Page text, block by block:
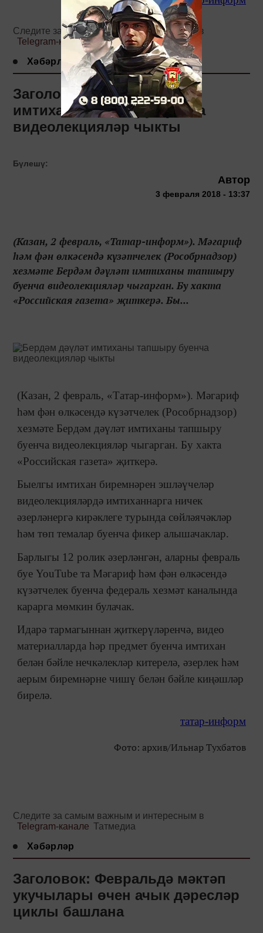
Следите за самым важным и интересным в
Telegram-канале Татмедиа
Хәбәрләр
Заголовок: Бердәм дәүләт
имтиханы тапшыру буенча
видеолекцияләр чыкты
Бүлешү:
Автор
3 февраля 2018 - 13:37
(Казан, 2 февраль, «Татар-информ»). Мәгариф
һәм фән өлкәсендә күзәтчелек (Рособрнадзор)
хезмәте Бердәм дәүләт имтиханы тапшыру
буенча видеолекцияләр чыгарган. Бу хакта
«Российская газета» җиткерә. Бы...
(Казан, 2 февраль, «Татар-информ»). Мәгариф
һәм фән өлкәсендә күзәтчелек (Рособрнадзор)
хезмәте Бердәм дәүләт имтиханы тапшыру
буенча видеолекцияләр чыгарган. Бу хакта
«Российская газета» җиткерә.
Быелгы имтихан биремнәрен эшләүчеләр
видеолекцияләрдә имтиханнарга ничек
әзерләнергә кирәклеге турында сөйләячәкләр
һәм төп темалар буенча фикер алышачаклар.
Барлыгы 12 ролик әзерләнгән, аларны февраль
буе YouTube та Мәгариф һәм фән өлкәсендә
күзәтчелек буенча федераль хезмәт каналында
карарга мөмкин булачак.
Идарә тармагыннан җиткерүләренчә, видео
материалларда һәр предмет буенча имтихан
белән бәйле нечкәлекләр китерелә, әзерлек һәм
аерым биремнәрне чишү белән бәйле киңәшләр
бирелә.
татар-информ
Фото: архив/Ильнар Тухбатов
Следите за самым важным и интересным в
Telegram-канале Татмедиа
Хәбәрләр
Заголовок: Февральдә мәктәп
укучылары өчен ачык дәресләр
циклы башлана